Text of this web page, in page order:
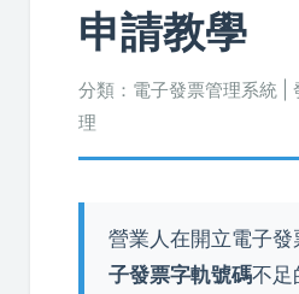
申請教學
分類：電子發票管理系統 |
理
營業人在開立電子發
子發票字軌號碼不足